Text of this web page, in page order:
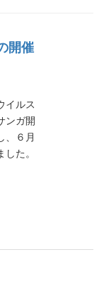
開催
イルス
ンガ開
、６月
た。